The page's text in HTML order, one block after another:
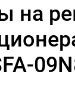
на